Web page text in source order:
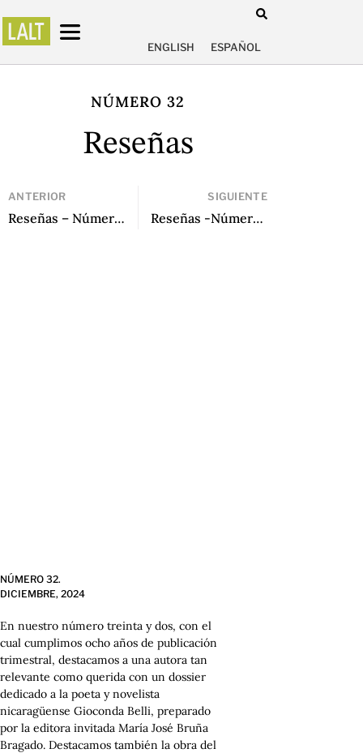
ENGLISH ESPAÑOL
NÚMERO 32
Reseñas
ANTERIOR
Reseñas – Número 31
SIGUIENTE
Reseñas -Número 33
NÚMERO 32.
DICIEMBRE, 2024
En nuestro número treinta y dos, con el
cual cumplimos ocho años de publicación
trimestral, destacamos a una autora tan
relevante como querida con un dossier
dedicado a la poeta y novelista
nicaragüense Gioconda Belli, preparado
por la editora invitada María José Bruña
Bragado. Destacamos también la obra del